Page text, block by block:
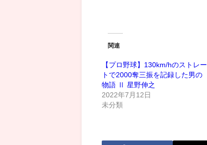
関連
【プロ野球】130km/hのストレー
トで2000奪三振を記録した男の
物語 Ⅱ 星野伸之
2022年7月12日
未分類